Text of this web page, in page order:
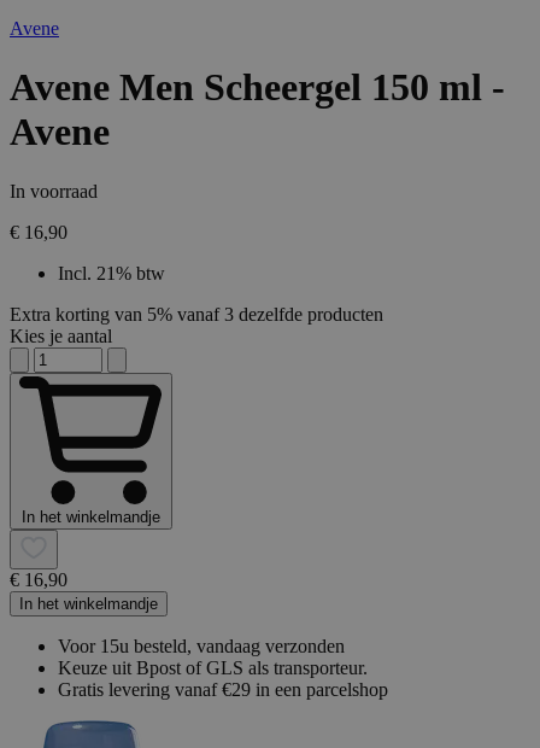
Avene
Avene Men Scheergel 150 ml -
Avene
In voorraad
€ 16,90
Incl. 21% btw
Extra korting van 5% vanaf 3 dezelfde producten
Kies je aantal
In het winkelmandje
€ 16,90
In het winkelmandje
Voor 15u besteld, vandaag verzonden
Keuze uit Bpost of GLS als transporteur.
Gratis levering vanaf €29 in een parcelshop